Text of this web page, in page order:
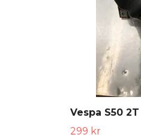
Vespa S50
299 kr